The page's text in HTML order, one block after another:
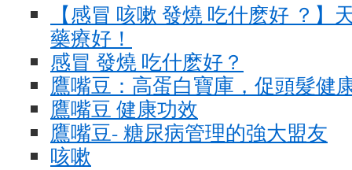
【感冒 咳嗽 發燒 吃什麽好 ？】
藥療好！
感冒 發燒 吃什麽好？
鷹嘴豆：高蛋白寶庫，促頭髮健
鷹嘴豆 健康功效
鷹嘴豆- 糖尿病管理的強大盟友
咳嗽